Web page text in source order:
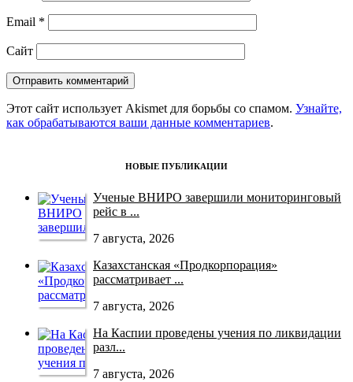
Email *
Сайт
Этот сайт использует Akismet для борьбы со спамом. Узнайте,
как обрабатываются ваши данные комментариев.
НОВЫЕ ПУБЛИКАЦИИ
Ученые ВНИРО завершили мониторинговый
рейс в ...
7 августа, 2026
Казахстанская «Продкорпорация»
рассматривает ...
7 августа, 2026
На Каспии проведены учения по ликвидации
разл...
7 августа, 2026